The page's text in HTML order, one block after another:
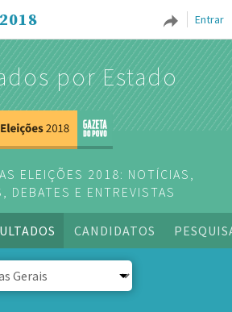
Entrar
por Estado
ELEIÇÕES 2018: NOTÍCIAS,
DEBATES E ENTREVISTAS
CANDIDATOS